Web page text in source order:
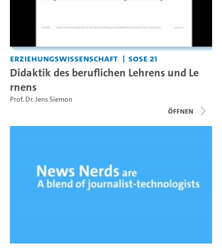
Erziehungswissenschaft SoSe 21
Didaktik des beruflichen Lehrens und Le
rnens
Prof. Dr. Jens Siemon
Öffnen